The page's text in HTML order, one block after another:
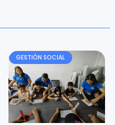
GESTIÓN SOCIAL